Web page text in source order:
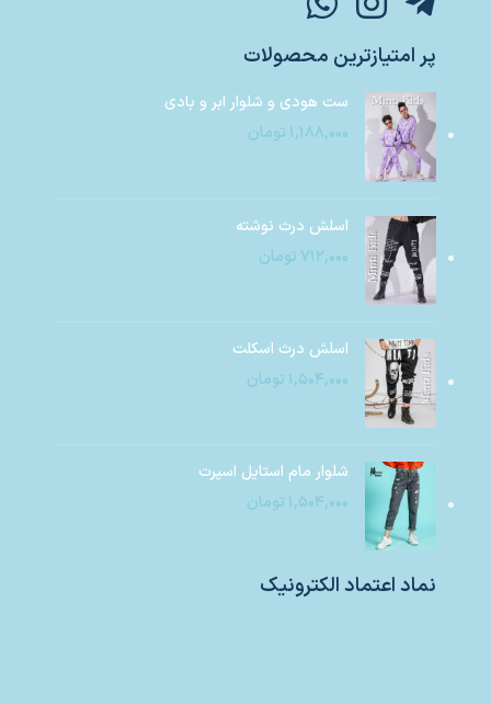
پر امتیازترین محصولات
ست هودی و شلوار ابر و بادی
۱,۱۸۸,۰۰۰ تومان
اسلش درث نوشته
۷۱۲,۰۰۰ تومان
اسلش درث اسکلت
۱,۵۰۴,۰۰۰ تومان
شلوار مام استایل اسپرت
۱,۵۰۴,۰۰۰ تومان
نماد اعتماد الکترونیک